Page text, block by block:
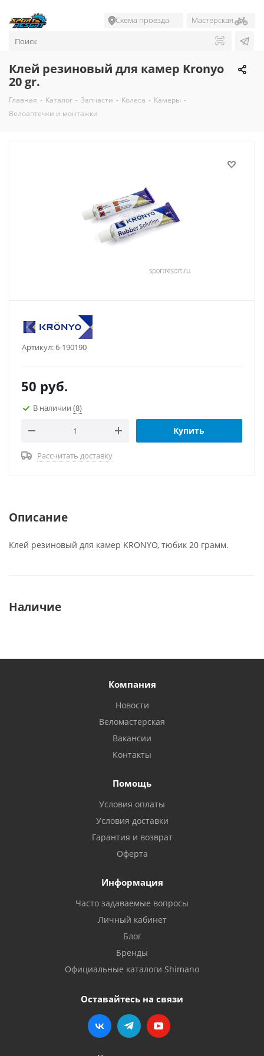
Схема проезда Мастерская
Клей резиновый для камер Kronyo
20 gr.
Главная - Каталог - Запчасти - Колеса - Камеры -
Велоаптечки и монтажки
Артикул:6-190190
50 руб.
В наличии (8)
Купить
Рассчитать доставку
Описание
Клей резиновый для камер KRONYO, тюбик 20 грамм.
Наличие
Компания
Новости
Веломастерская
Вакансии
Контакты
Помощь
Условия оплаты
Условия доставки
Гарантия и возврат
Оферта
Информация
Часто задаваемые вопросы
Личный кабинет
Блог
Бренды
Официальные каталоги Shimano
Оставайтесь на связи